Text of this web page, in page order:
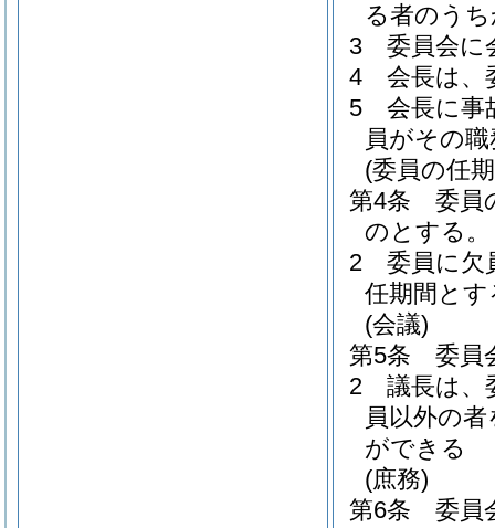
る者のう
3
委員会に
4
会長は、
5
会長に事
員がその
(委員の任
第4条
委員
のとする。
2
委員に欠
任期間とす
(会議)
第5条
委員
2
議長は、
員以外の
ができる
(庶務)
第6条
委員